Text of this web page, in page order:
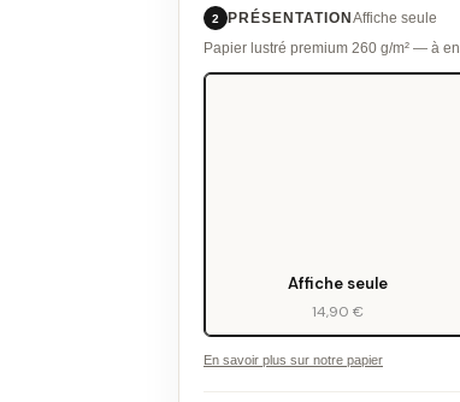
2 PRÉSENTATION Affiche seule
Papier lustré premium 260 g/m² — à
Affiche seule
14,90 €
En savoir plus sur notre papier